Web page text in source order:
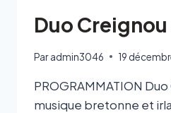
Duo
Par admin3046 19
PROGRAMMATION
musique bretonne et